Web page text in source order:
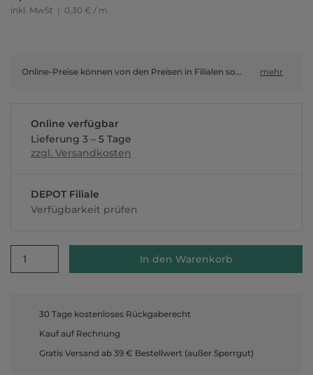
inkl. MwSt | 0,30 € / m
Online-Preise können von den Preisen in Filialen sowie Shop-in-Shop-Flächen abweichen. mehr
Online verfügbar
Lieferung 3 – 5 Tage
zzgl. Versandkosten
DEPOT Filiale
Verfügbarkeit prüfen
1 In den Warenkorb
30 Tage kostenloses Rückgaberecht
Kauf auf Rechnung
Gratis Versand ab 39 € Bestellwert (außer Sperrgut)